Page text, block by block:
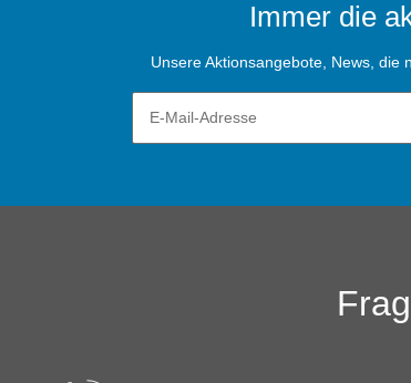
Immer die
Unsere Aktionsangebote, News, die